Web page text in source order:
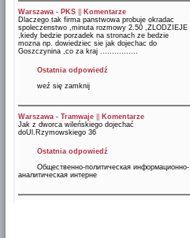
Warszawa - PKS
Komentarze
Dlaczego tak firma panstwowa probuje okradac
spoleczenstwo ,minuta rozmowy 2.50 ,ZLODZIEJE
,kiedy bedzie porzadek na stronach ze bedzie
mozna np. dowiedziec sie jak dojechac do
Goszczynina ,co za kraj ................
Ostatnia odpowiedź
weź się zamknij
Warszawa - Tramwaje
Komentarze
Jak z dworca wileńskiego dojechać
doUl.Rzymowskiego 36
Ostatnia odpowiedź
Общественно-политическая информационно-
аналитическая интерне